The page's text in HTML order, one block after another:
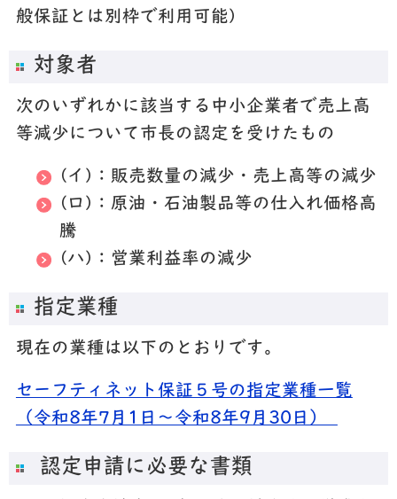
般保証とは別枠で利用可能)
対象者
次のいずれかに該当する中小企業者で売上高
等減少について市長の認定を受けたもの
(イ)：販売数量の減少・売上高等の減少
(ロ)：原油・石油製品等の仕入れ価格高
騰
(ハ)：営業利益率の減少
指定業種
現在の業種は以下のとおりです。
セーフティネット保証５号の指定業種一覧
（令和8年7月1日～令和8年9月30日）
認定申請に必要な書類